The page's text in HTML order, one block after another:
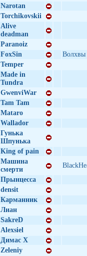
Narotan
Torchikovskii
Alive
deadman
Paranoiz
FoxSin
Волхвы
Temper
Made in
Tundra
GwenviWar
Tam Tam
Mataro
Wallador
Гунька
Шпунька
King of pain
Машина
смерти
Прынцесса
densit
Карманник
Лиaн
SakreD
Alexsiel
Димас Х
Zeleniy